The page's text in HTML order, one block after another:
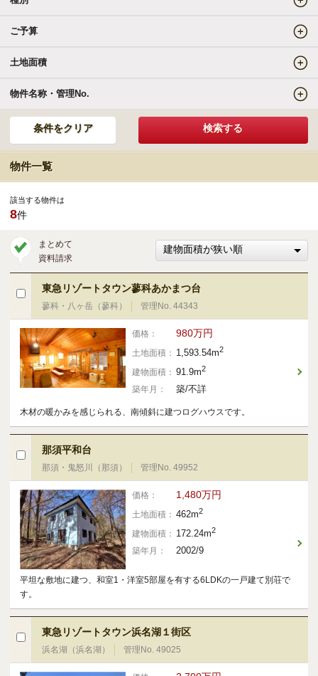
ご予算
土地面積
物件名称・管理No.
物件一覧
該当する物件は
8件
まとめて
資料請求
東急リゾートタウン蓼科あかまつ台
蓼科・八ヶ岳（蓼科） 管理No. 44343
価格： 980万円
土地面積： 1,593.54m2
建物面積： 91.9m2
築年月： 築/不詳
木材の暖かみを感じられる、南傾斜に建つログハウスです。
那須平和台
那須・鬼怒川（那須） 管理No. 49952
価格： 1,480万円
土地面積： 462m2
建物面積： 172.24m2
築年月： 2002/9
平坦な敷地に建つ、和室1・洋室5部屋を有する6LDKの一戸建て別荘で
す。
東急リゾートタウン浜名湖１街区
浜名湖（浜名湖） 管理No. 49025
リゾートSTYLE
リゾートに関する様々なお役立ち情報をお届け
新着物件お知らせメールに登録
ご契約後アンケートのご案内